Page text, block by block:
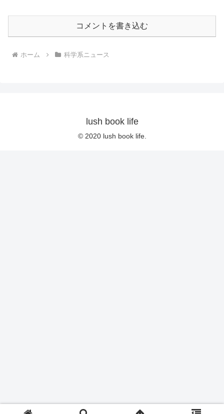
コメントを書き込む
ホーム 科学系ニュース
lush book life
© 2020 lush book life.